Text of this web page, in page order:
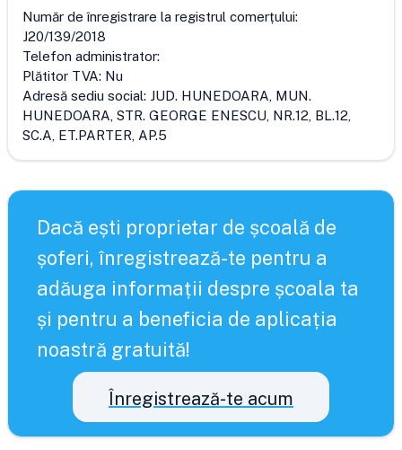
Număr de înregistrare la registrul comerțului:
J20/139/2018
Telefon administrator:
Plătitor TVA: Nu
Adresă sediu social: JUD. HUNEDOARA, MUN.
HUNEDOARA, STR. GEORGE ENESCU, NR.12, BL.12,
SC.A, ET.PARTER, AP.5
Dacă ești proprietar de școală de
șoferi, înregistrează-te pentru a
adăuga informații despre școala ta
și pentru a beneficia de aplicația
noastră gratuită!
Înregistrează-te acum